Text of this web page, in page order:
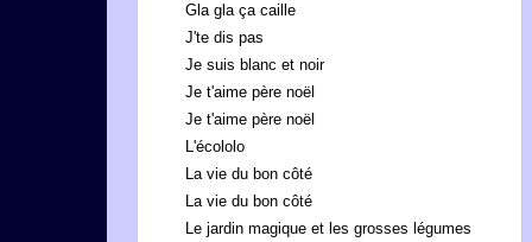
Gla gla ça caille
J'te dis pas
Je suis blanc et noir
Je t'aime père noël
Je t'aime père noël
L'écololo
La vie du bon côté
La vie du bon côté
Le jardin magique et les grosses légumes